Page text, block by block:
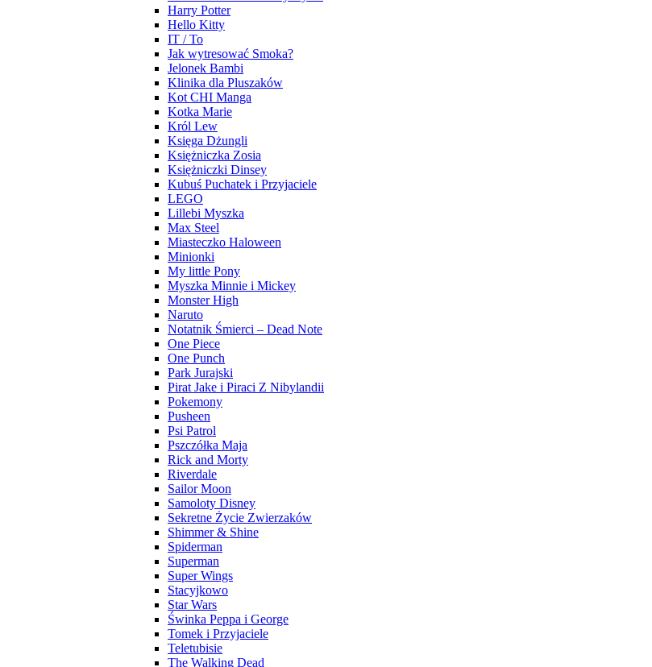
Harry Potter
Hello Kitty
IT / To
Jak wytresować Smoka?
Jelonek Bambi
Klinika dla Pluszaków
Kot CHI Manga
Kotka Marie
Król Lew
Księga Dżungli
Księżniczka Zosia
Księżniczki Dinsey
Kubuś Puchatek i Przyjaciele
LEGO
Lillebi Myszka
Max Steel
Miasteczko Haloween
Minionki
My little Pony
Myszka Minnie i Mickey
Monster High
Naruto
Notatnik Śmierci – Dead Note
One Piece
One Punch
Park Jurajski
Pirat Jake i Piraci Z Nibylandii
Pokemony
Pusheen
Psi Patrol
Pszczółka Maja
Rick and Morty
Riverdale
Sailor Moon
Samoloty Disney
Sekretne Życie Zwierzaków
Shimmer & Shine
Spiderman
Superman
Super Wings
Stacyjkowo
Star Wars
Świnka Peppa i George
Tomek i Przyjaciele
Teletubisie
The Walking Dead